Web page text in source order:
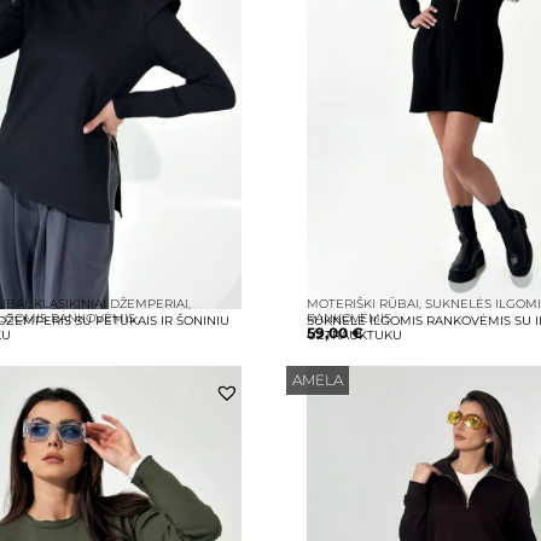
KLASIKINIAI DŽEMPERIAI,
RANKOVĖMIS
SU PETUKAIS IR ŠONINIU
MOTERIŠKI RŪBAI,SUKNELĖS
RANKOVĖMIS
SUKNELĖ ILGOMIS RANKOVĖMIS SU
UŽTRAUKTUKU
59,00€
AMELA